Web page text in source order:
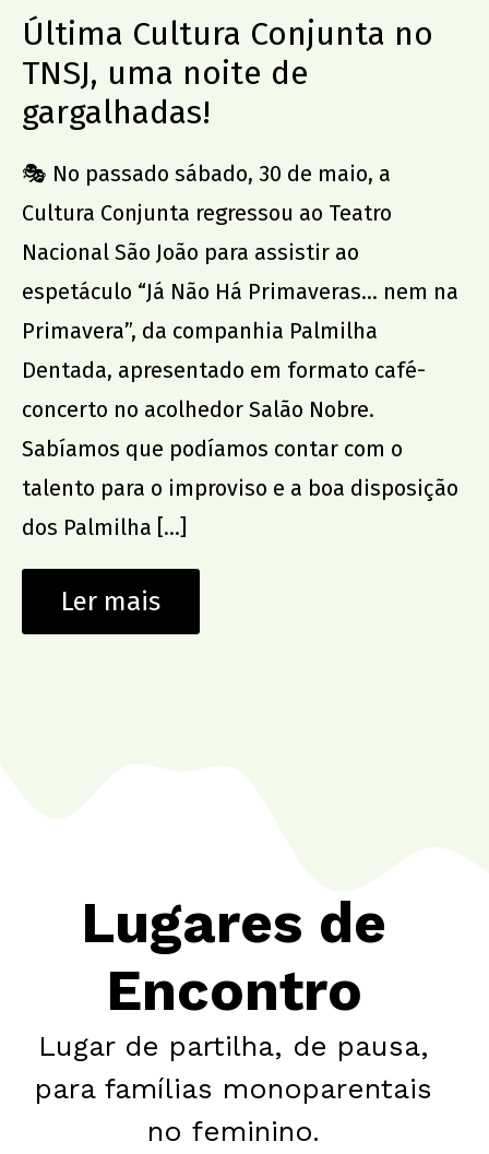
Última Cultura Conjunta no
TNSJ, uma noite de
gargalhadas!
🎭 No passado sábado, 30 de maio, a
Cultura Conjunta regressou ao Teatro
Nacional São João para assistir ao
espetáculo “Já Não Há Primaveras… nem na
Primavera”, da companhia Palmilha
Dentada, apresentado em formato café-
concerto no acolhedor Salão Nobre.
Sabíamos que podíamos contar com o
talento para o improviso e a boa disposição
dos Palmilha […]
Ler mais
Lugares de
Encontro
Lugar de partilha, de pausa,
para famílias monoparentais
no feminino.